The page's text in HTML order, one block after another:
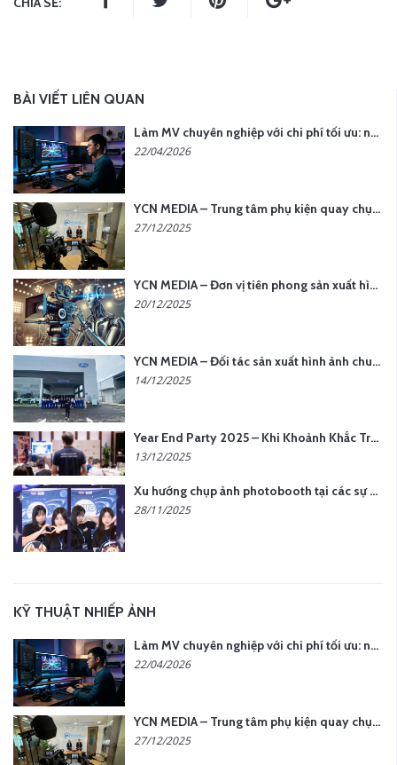
BÀI VIẾT LIÊN QUAN
Làm MV chuyên nghiệp với chi phí tối ưu: nên chọn quay thực tế hay video AI?
22/04/2026
YCN MEDIA – Trung tâm phụ kiện quay chụp tại Hà Nội
27/12/2025
YCN MEDIA – Đơn vị tiên phong sản xuất hình ảnh & âm thanh bằng AI tại Hà Nội
20/12/2025
YCN MEDIA – Đối tác sản xuất hình ảnh chuyên nghiệp cho doanh nghiệp tại Hà Nội
14/12/2025
Year End Party 2025 – Khi Khoảnh Khắc Trở Thành Dấu Ấn | Gói Ưu Đãi Tháng 12 Từ YCN Media
13/12/2025
Xu hướng chụp ảnh photobooth tại các sự kiện hiện nay
28/11/2025
KỸ THUẬT NHIẾP ẢNH
Làm MV chuyên nghiệp với chi phí tối ưu: nên chọn quay thực tế hay video AI?
22/04/2026
YCN MEDIA – Trung tâm phụ kiện quay chụp tại Hà Nội
27/12/2025